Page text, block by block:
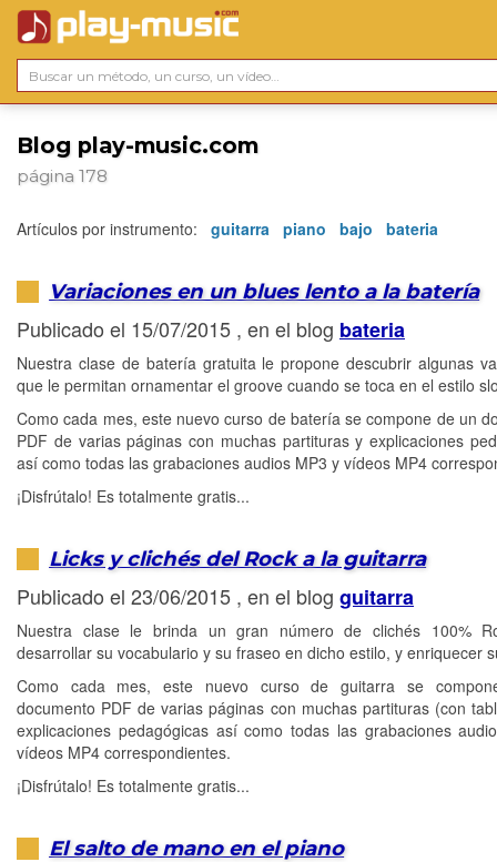
Blog play-music.com
página 178
Artículos por instrumento: guitarra piano bajo bateria
Variaciones en un blues lento a la batería
Publicado el 15/07/2015 , en el blog bateria
Nuestra clase de batería gratuita le propone descubrir algunas
que le permitan ornamentar el groove cuando se toca en el estilo
Como cada mes, este nuevo curso de batería se compone de un
PDF de varias páginas con muchas partituras y explicaciones
así como todas las grabaciones audios MP3 y vídeos MP4
¡Disfrútalo! Es totalmente gratis...
Licks y clichés del Rock a la guitarra
Publicado el 23/06/2015 , en el blog guitarra
Nuestra clase le brinda un gran número de clichés 100%
desarrollar su vocabulario y su fraseo en dicho estilo, y enriquecer
Como cada mes, este nuevo curso de guitarra se
documento PDF de varias páginas con muchas partituras (con
explicaciones pedagógicas así como todas las grabaciones
vídeos MP4 correspondientes.
¡Disfrútalo! Es totalmente gratis...
El salto de mano en el piano